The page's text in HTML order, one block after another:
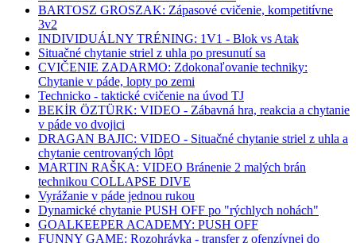
BARTOSZ GROSZAK: Zápasové cvičenie, kompetitívne
3v2
INDIVIDUÁLNY TRÉNING: 1V1 - Blok vs Atak
Situačné chytanie striel z uhla po presunutí sa
CVIČENIE ZADARMO: Zdokonaľovanie techniky:
Chytanie v páde, lopty po zemi
Technicko - taktické cvičenie na úvod TJ
BEKİR ÖZTÜRK: VIDEO - Zábavná hra, reakcia a chytanie
v páde vo dvojici
DRAGAN BAJIC: VIDEO - Situačné chytanie striel z uhla a
chytanie centrovaných lôpt
MARTIN RAŠKA: VIDEO Bránenie 2 malých brán
technikou COLLAPSE DIVE
Vyrážanie v páde jednou rukou
Dynamické chytanie PUSH OFF po "rýchlych nohách"
GOALKEEPER ACADEMY: PUSH OFF
FUNNY GAME: Rozohrávka - transfer z ofenzívnej do